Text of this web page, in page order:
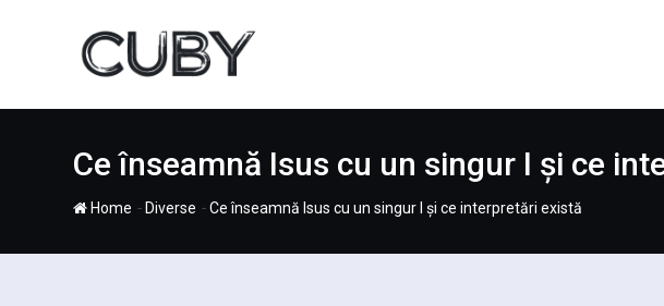
Ce înseamnă Isus cu un singur I și ce
Home - Diverse -Ce înseamnă Isus cu un singur I și ce interpretări există